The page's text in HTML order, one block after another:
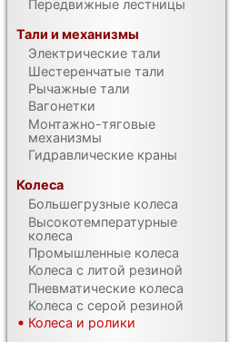
Передвижные лестницы
Тали и механизмы
Электрические тали
Шестеренчатые тали
Рычажные тали
Вагонетки
Монтажно-тяговые
механизмы
Гидравлические краны
Колеса
Большегрузные колеса
Высокотемпературные
колеса
Промышленные колеса
Колеса с литой резиной
Пневматические колеса
Колеса с серой резиной
Колеса и ролики